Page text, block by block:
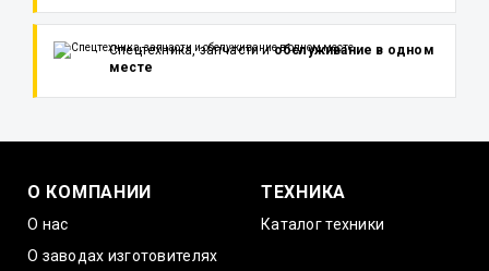
Спецтехника, запчасти иобслуживание в одном
месте
О КОМПАНИИ
О нас
О заводах изготовителях
ТЕХНИКА
Каталог техники